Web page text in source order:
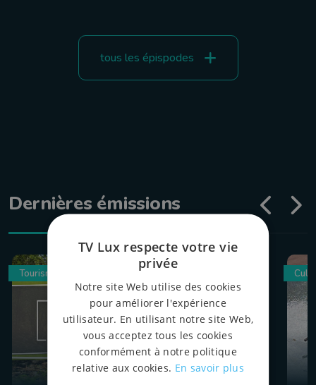
tous les épispodes
Dernières émissions
Tourisme
TV Lux respecte votre vie
privée
Notre site Web utilise des cookies
pour améliorer l'expérience
utilisateur. En utilisant notre site Web,
vous acceptez tous les cookies
conformément à notre politique
relative aux cookies. En savoir plus